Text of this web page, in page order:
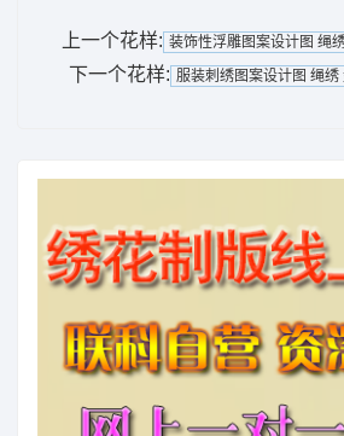
上一个花样: 装饰性浮雕图案设计图 绳
下一个花样: 服装刺绣图案设计图 绳